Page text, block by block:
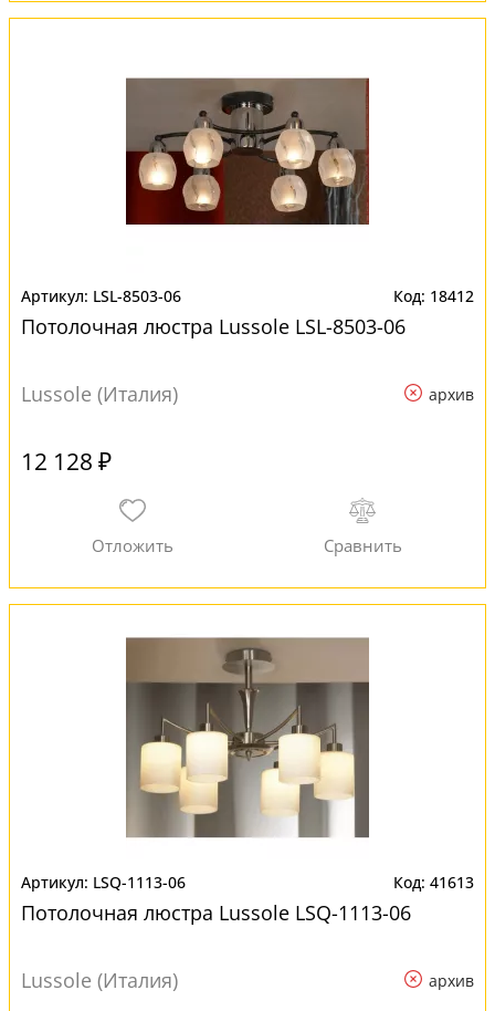
LSL-8503-06 18412
Потолочная люстра Lussole LSL-8503-06
Lussole (Италия) архив
12 128 ₽
LSQ-1113-06 41613
Потолочная люстра Lussole LSQ-1113-06
Lussole (Италия) архив